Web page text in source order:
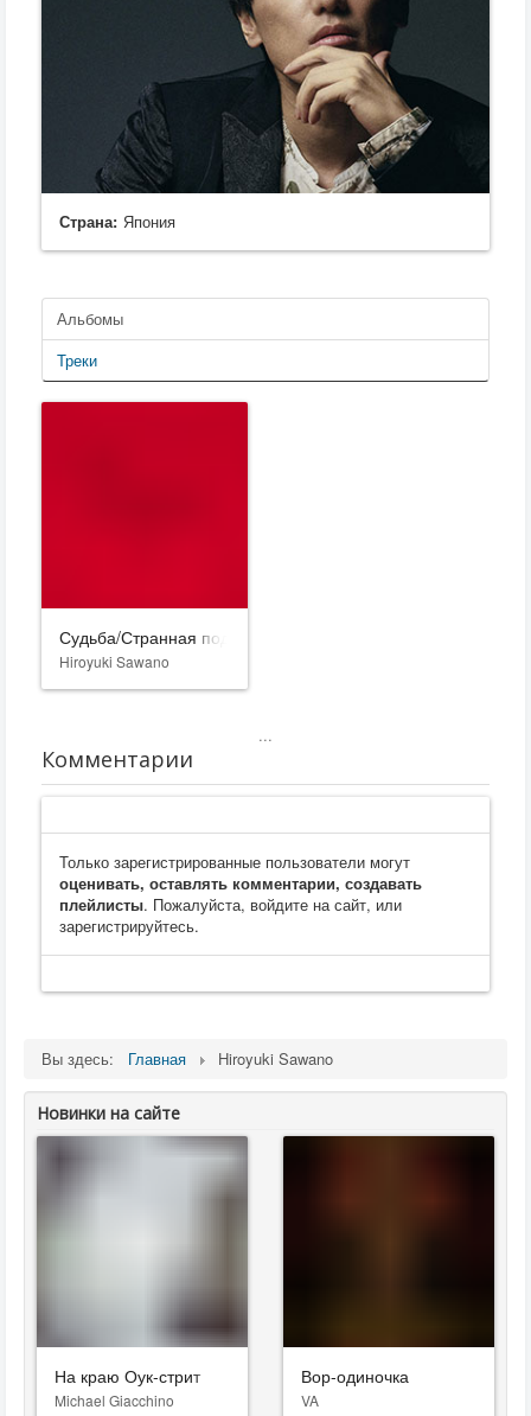
Страна: Япония
Альбомы
Треки
Судьба/Странная подделка
Hiroyuki Sawano
...
Комментарии
Только зарегистрированные пользователи могут
оценивать, оставлять комментарии, создавать
плейлисты. Пожалуйста, войдите на сайт, или
зарегистрируйтесь.
Вы здесь: Главная Hiroyuki Sawano
Новинки на сайте
На краю Оук-стрит
Michael Giacchino
Вор-одиночка
VA